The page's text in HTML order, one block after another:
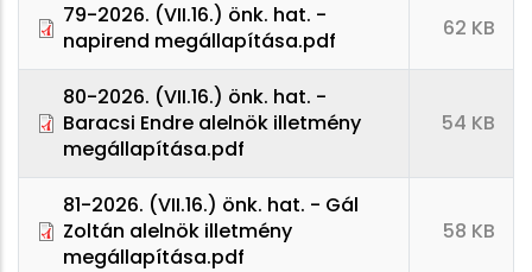
79-2026. (VII.16.) önk. hat. -
napirend megállapítása.pdf
62 KB
80-2026. (VII.16.) önk. hat. -
Baracsi Endre alelnök illetmény
megállapítása.pdf
54 KB
81-2026. (VII.16.) önk. hat. - Gál
Zoltán alelnök illetmény
megállapítása.pdf
58 KB